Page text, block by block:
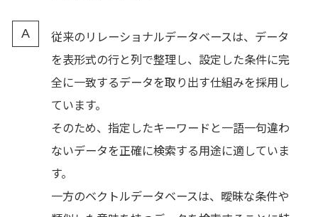
従来のリレーショナルデータベースは、データ
を表形式の行と列で整理し、設定した条件に完
全に一致するデータを取り出す仕組みを採用し
ています。
そのため、指定したキーワードと一語一句違わ
ないデータを正確に検索する用途に適していま
す。
一方のベクトルデータベースは、曖昧な条件や